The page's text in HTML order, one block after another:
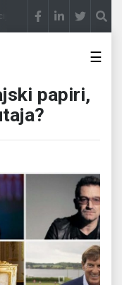
potencijal pretvara u destinaciju
☰
papiri,